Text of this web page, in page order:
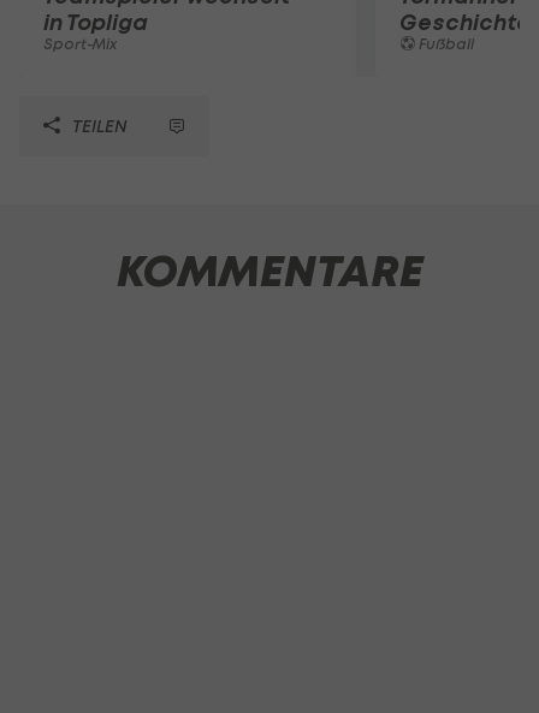
in Topliga
Sport-Mix
Geschichte
Fußball
TEILEN
KOMMENTARE